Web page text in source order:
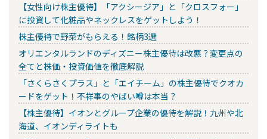
【女性向け株主優待】「アクシージア」と「クロスフォー」
に投資して化粧品やネックレスをゲットしよう！
株主優待で野菜がもらえる！銘柄3選
オリエンタルランドのディズニー株主優待は改悪？変更点の
全てと株価・投資価値を徹底解説
「さくらさくプラス」と「エイチーム」の株主優待でクオカ
ードをゲット！不祥事のやばい噂は本当？
【株主優待】イオンとグループ企業の優待を解説！九州や北
海道、イオンディライトも